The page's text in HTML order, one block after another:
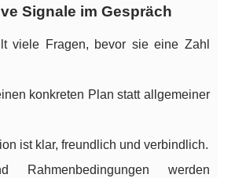
Signale im Gespräch
viele Fragen, bevor sie eine Zahl
konkreten Plan statt allgemeiner
ist klar, freundlich und verbindlich.
Rahmenbedingungen werden